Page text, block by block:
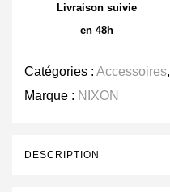
Livraison suivie
en 48h
Catégories : Accessoires,
Marque : NIXON
DESCRIPTION